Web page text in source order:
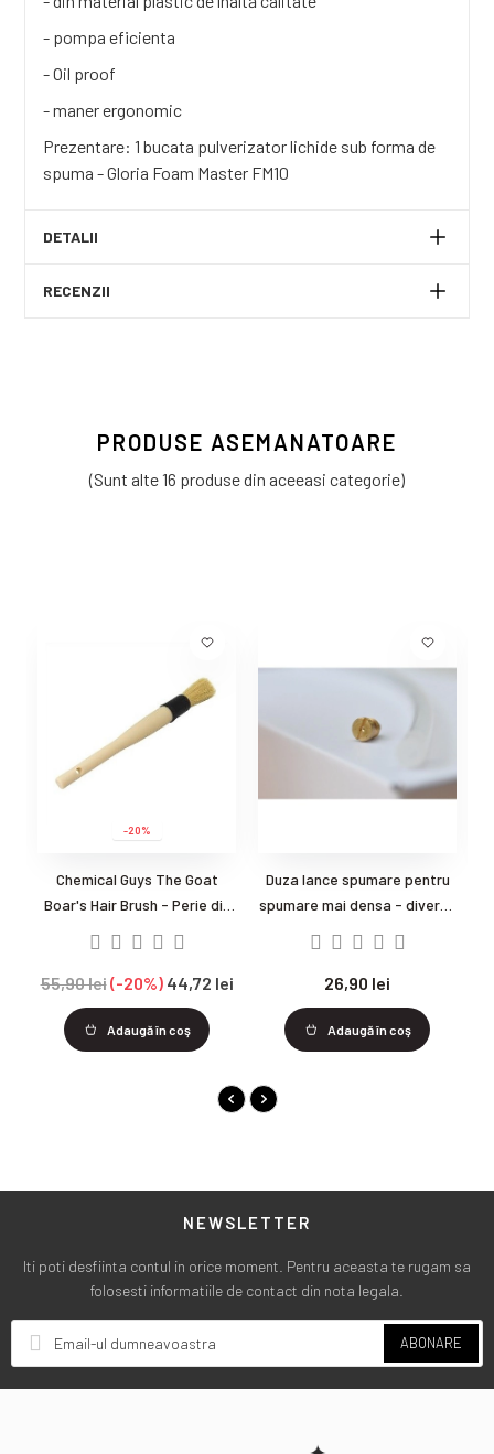
- pompa eficienta
- Oil proof
- maner ergonomic
Prezentare: 1 bucata pulverizator lichide sub forma de
spuma - Gloria Foam Master FM10
DETALII
RECENZII
PRODUSE ASEMANATOARE
(Sunt alte 16 produse din aceeasi categorie)
-20%
Chemical Guys The Goat
Boar's Hair Brush - Perie din
55,90 lei -20% 44,72 lei
Adaugă în coş
Duza lance spumare pentru
spumare mai densa - diverse
26,90 lei
Adaugă în coş
NEWSLETTER
Iti poti desfiinta contul in orice moment. Pentru aceasta te rugam sa
folosesti informatiile de contact din nota legala.
ABONARE